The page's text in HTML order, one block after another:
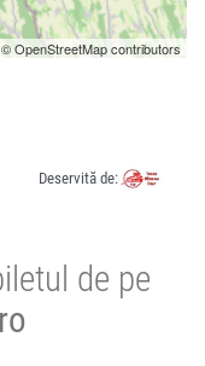
© OpenStreetMap contributors
Deservită de:
de pe